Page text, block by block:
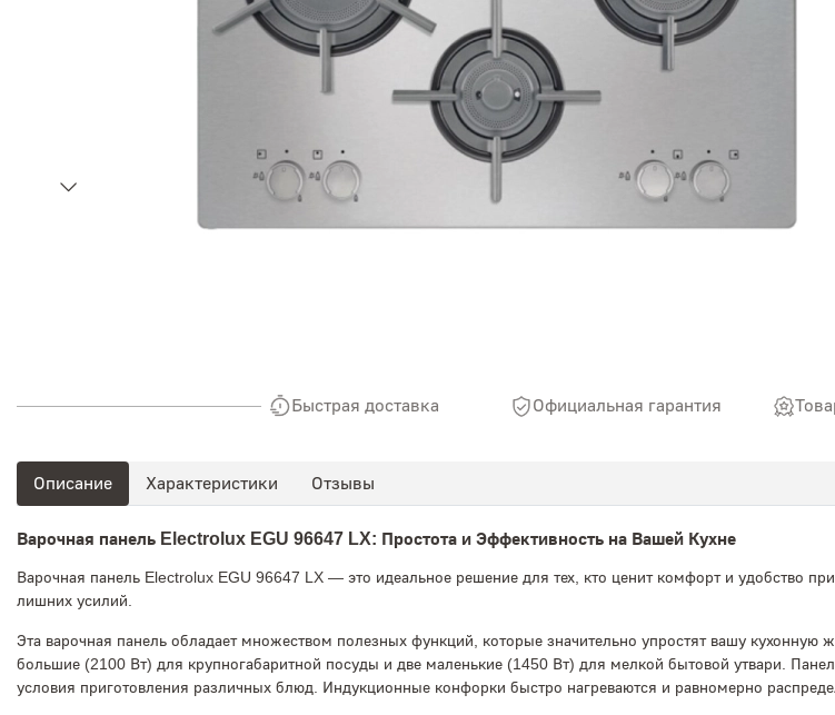
Быстрая доставка Официальная гарантия
Описание Характеристики Отзывы
Варочная панель Electrolux EGU 96647 LX: Простота и Эффективность на Вашей Кухне
Варочная панель Electrolux EGU 96647 LX — это идеальное решение для тех, кто ценит комфорт и удобство
лишних усилий.
Эта варочная панель обладает множеством полезных функций, которые значительно упростят вашу
большие (2100 Вт) для крупногабаритной посуды и две маленькие (1450 Вт) для мелкой бытовой утвари.
условия приготовления различных блюд. Индукционные конфорки быстро нагреваются и равномерно